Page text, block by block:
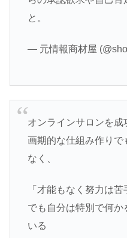
と。
— 元情報商材屋
オンラインサロンを成
画期的な仕組み作りで
なく、
「才能もなく努力は苦
でも自分は特別で何
いる